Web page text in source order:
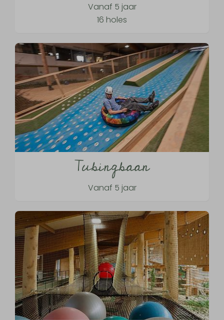
Vanaf 5 jaar
16 holes
Tubingbaan
Vanaf 5 jaar